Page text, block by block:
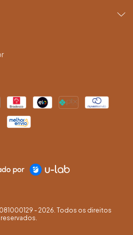
- 2026. Todos os direitos
reservados.